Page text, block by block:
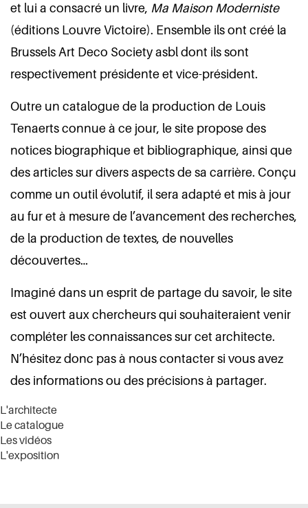
et lui a consacré un livre, Ma Maison Moderniste
(éditions Louvre Victoire). Ensemble ils ont créé la
Brussels Art Deco Society asbl dont ils sont
respectivement présidente et vice-président.
Outre un catalogue de la production de Louis
Tenaerts connue à ce jour, le site propose des
notices biographique et bibliographique, ainsi que
des articles sur divers aspects de sa carrière. Conçu
comme un outil évolutif, il sera adapté et mis à jour
au fur et à mesure de l’avancement des recherches,
de la production de textes, de nouvelles
découvertes…
Imaginé dans un esprit de partage du savoir, le site
est ouvert aux chercheurs qui souhaiteraient venir
compléter les connaissances sur cet architecte.
N’hésitez donc pas à nous contacter si vous avez
des informations ou des précisions à partager.
L'architecte
Le catalogue
Les vidéos
L'exposition